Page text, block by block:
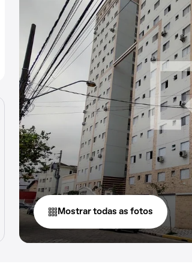
Mostrar todas as fotos